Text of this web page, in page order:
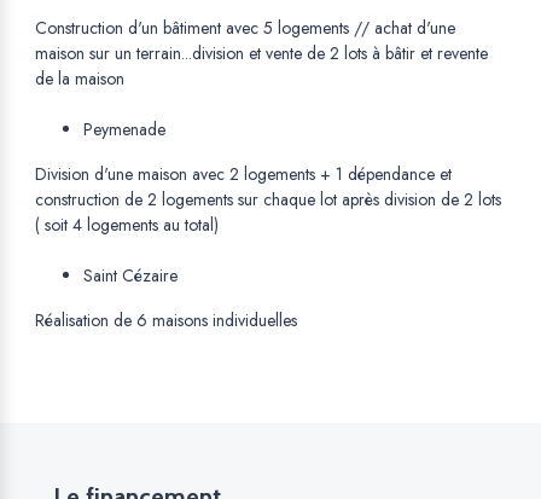
Construction d'un bâtiment avec 5 logements // achat d'une
maison sur un terrain...division et vente de 2 lots à bâtir et revente
de la maison
Peymenade
Division d'une maison avec 2 logements + 1 dépendance et
construction de 2 logements sur chaque lot après division de 2 lots
( soit 4 logements au total)
Saint Cézaire
Réalisation de 6 maisons individuelles